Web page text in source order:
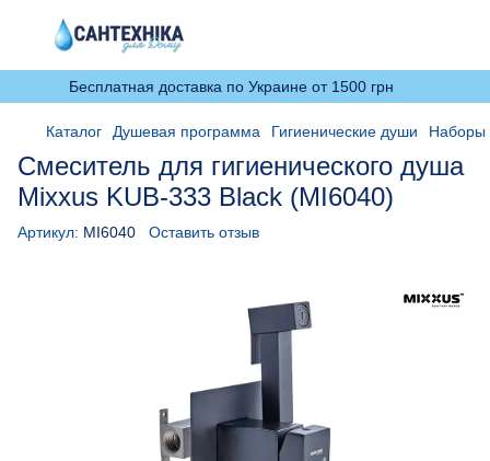
Бесплатная доставка по Украине от 1500 грн
Каталог Душевая программа Гигиенические души Наборы
Смеситель для гигиенического душа
Mixxus KUB-333 Black (MI6040)
Артикул: MI6040 Оставить отзыв